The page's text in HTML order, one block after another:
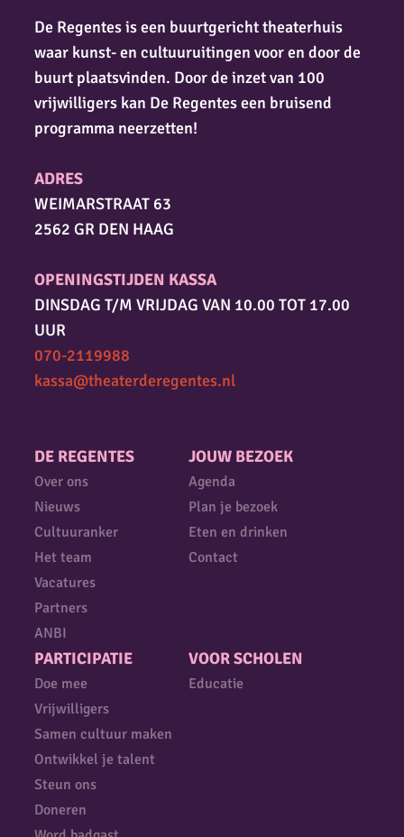
DE REGENTES
Over ons
Nieuws
Cultuuranker
Het team
Vacatures
Partners
ANBI
JOUW BEZOEK
Agenda
Plan je bezoek
Eten en drinken
Contact
PARTICIPATIE
Doe mee
Vrijwilligers
Samen cultuur maken
Ontwikkel je talent
Steun ons
Doneren
VOOR SCHOLEN
Educatie
De Regentes is een buurtgericht theaterhuis
waar kunst- en cultuuruitingen voor en door de
buurt plaatsvinden. Door de inzet van 100
vrijwilligers kan De Regentes een bruisend
programma neerzetten!
ADRES
WEIMARSTRAAT 63
2562 GR DEN HAAG
OPENINGSTIJDEN KASSA
DINSDAG T/M VRIJDAG VAN 10.00 TOT 17.00
UUR
070-2119988
kassa@theaterderegentes.nl